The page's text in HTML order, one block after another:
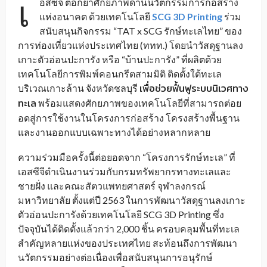
เ
อสซีจี ตอกย้ำศักยภาพด้านนวัตกรรมการก่อสร้าง
แห่งอนาคต ด้วยเทคโนโลยี SCG 3D Printing ร่วม
สนับสนุนกิจกรรม “TAT x SCG รักษ์ทะเลไทย” ของ
การท่องเที่ยวแห่งประเทศไทย (ททท.) โดยนำวัสดุฐานลง
เกาะตัวอ่อนปะการัง หรือ “บ้านปะการัง” ที่ผลิตด้วย
เทคโนโลยีการพิมพ์คอนกรีตสามมิติ ติดตั้งใต้ทะเล
บริเวณเกาะล้าน จังหวัดชลบุรี เพื่อช่วยฟื้นฟูระบบนิเวศทาง
ทะเล พร้อมแสดงศักยภาพของเทคโนโลยีที่สามารถต่อย
อดสู่การใช้งานในโครงการก่อสร้าง โครงสร้างพื้นฐาน
และงานออกแบบเฉพาะทางได้อย่างหลากหลาย
ความร่วมมือครั้งนี้ต่อยอดจาก “โครงการรักษ์ทะเล” ที่
เอสซีจีดำเนินงานร่วมกับกรมทรัพยากรทางทะเลและ
ชายฝั่ง และคณะสัตวแพทยศาสตร์ จุฬาลงกรณ์
มหาวิทยาลัย ตั้งแต่ปี 2563 ในการพัฒนาวัสดุฐานลงเกาะ
ตัวอ่อนปะการังด้วยเทคโนโลยี SCG 3D Printing ซึ่ง
ปัจจุบันได้ติดตั้งแล้วกว่า 2,000 ชิ้น ครอบคลุมพื้นที่ทะเล
สำคัญหลายแห่งของประเทศไทย สะท้อนถึงการพัฒนา
นวัตกรรมอย่างต่อเนื่องเพื่อสนับสนุนการอนุรักษ์